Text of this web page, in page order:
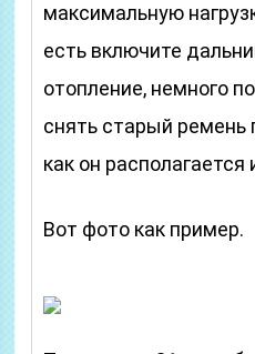
максимальную
есть включите
отопление, немного
снять старый ремень
как он располагается
Вот фото как пример.